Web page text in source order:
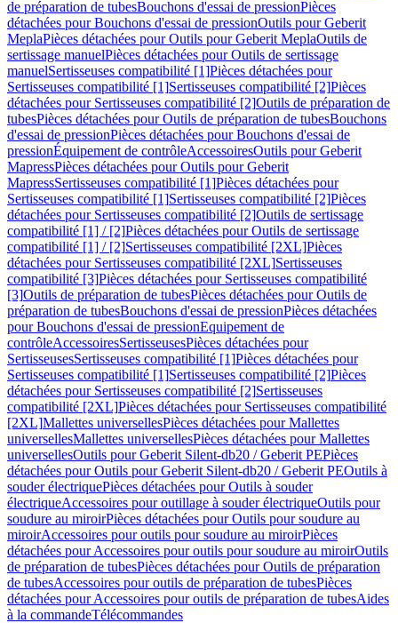
de préparation de tubesBouchons d'essai de pressionPièces
détachées pour Bouchons d'essai de pressionOutils pour Geberit
MeplaPièces détachées pour Outils pour Geberit MeplaOutils de
sertissage manuelPièces détachées pour Outils de sertissage
manuelSertisseuses compatibilité [1]Pièces détachées pour
Sertisseuses compatibilité [1]Sertisseuses compatibilité [2]Pièces
détachées pour Sertisseuses compatibilité [2]Outils de préparation de
tubesPièces détachées pour Outils de préparation de tubesBouchons
d'essai de pressionPièces détachées pour Bouchons d'essai de
pressionÉquipement de contrôleAccessoiresOutils pour Geberit
MapressPièces détachées pour Outils pour Geberit
MapressSertisseuses compatibilité [1]Pièces détachées pour
Sertisseuses compatibilité [1]Sertisseuses compatibilité [2]Pièces
détachées pour Sertisseuses compatibilité [2]Outils de sertissage
compatibilité [1] / [2]Pièces détachées pour Outils de sertissage
compatibilité [1] / [2]Sertisseuses compatibilité [2XL]Pièces
détachées pour Sertisseuses compatibilité [2XL]Sertisseuses
compatibilité [3]Pièces détachées pour Sertisseuses compatibilité
[3]Outils de préparation de tubesPièces détachées pour Outils de
préparation de tubesBouchons d'essai de pressionPièces détachées
pour Bouchons d'essai de pressionEquipement de
contrôleAccessoiresSertisseusesPièces détachées pour
SertisseusesSertisseuses compatibilité [1]Pièces détachées pour
Sertisseuses compatibilité [1]Sertisseuses compatibilité [2]Pièces
détachées pour Sertisseuses compatibilité [2]Sertisseuses
compatibilité [2XL]Pièces détachées pour Sertisseuses compatibilité
[2XL]Mallettes universellesPièces détachées pour Mallettes
universellesMallettes universellesPièces détachées pour Mallettes
universellesOutils pour Geberit Silent-db20 / Geberit PEPièces
détachées pour Outils pour Geberit Silent-db20 / Geberit PEOutils à
souder électriquePièces détachées pour Outils à souder
électriqueAccessoires pour outillage à souder électriqueOutils pour
soudure au miroirPièces détachées pour Outils pour soudure au
miroirAccessoires pour outils pour soudure au miroirPièces
détachées pour Accessoires pour outils pour soudure au miroirOutils
de préparation de tubesPièces détachées pour Outils de préparation
de tubesAccessoires pour outils de préparation de tubesPièces
détachées pour Accessoires pour outils de préparation de tubesAides
à la commandeTélécommandes